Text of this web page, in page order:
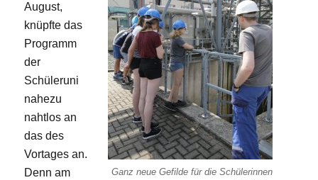
Ganz neue Gefilde für die Schülerinnen
August,
knüpfte das
Programm
der
Schüleruni
nahezu
nahtlos an
das des
Vortages an.
Denn am